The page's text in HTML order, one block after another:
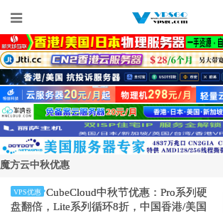
魔方云中秋优惠
VPS优惠
CubeCloud中秋节优惠：Pro系列硬
盘翻倍，Lite系列循环8折，中国香港/美国